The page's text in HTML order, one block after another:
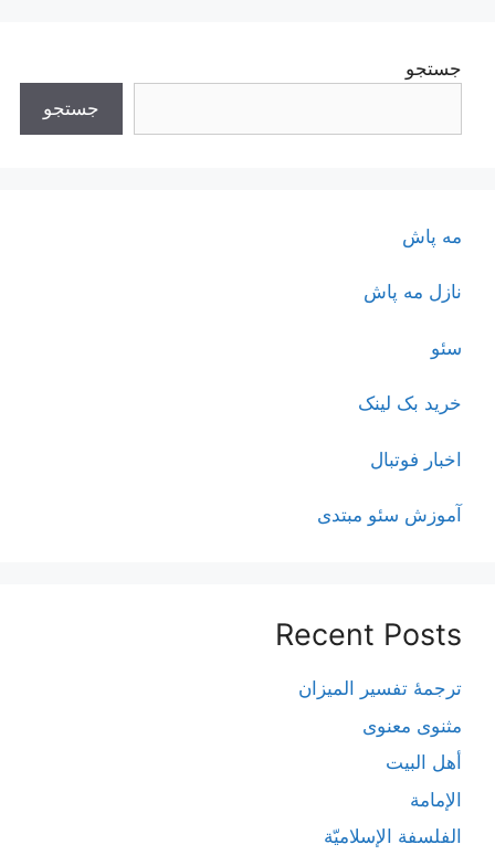
جستجو
جستجو
مه پاش
نازل مه پاش
سئو
خرید بک لینک
اخبار فوتبال
آموزش سئو مبتدی
Recent Posts
ترجمۀ تفسیر المیزان
مثنوی معنوی
أهل البيت
الإمامة
الفلسفة الإسلاميّة